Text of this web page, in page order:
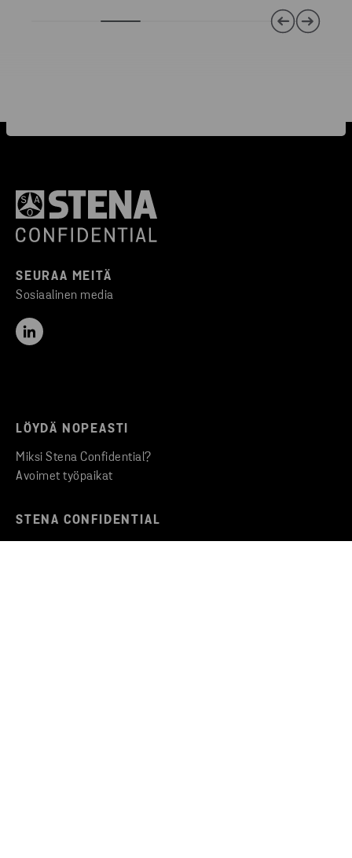
SEURAA MEITÄ
Sosiaalinen media
LÖYDÄ NOPEASTI
Miksi Stena Confidential?
Avoimet työpaikat
STENA CONFIDENTIAL